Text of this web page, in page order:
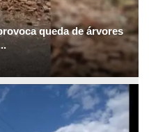
queda de árvores